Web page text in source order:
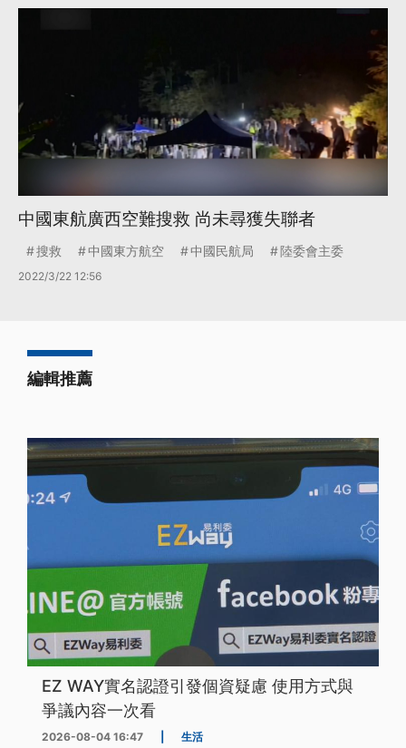
中國東航廣西空難搜救 尚未尋獲失聯者
搜救 中國東方航空 中國民航局 陸委會主委
2022/3/22 12:56
編輯推薦
EZ WAY實名認證引發個資疑慮 使用方式與
爭議內容一次看
2026-08-04 16:47 生活